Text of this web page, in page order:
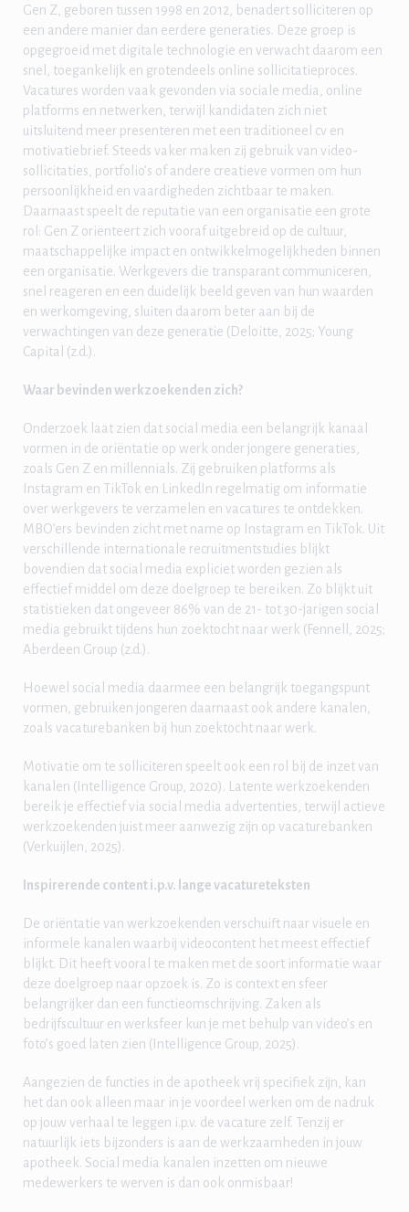
Gen Z, geboren tussen 1998 en 2012, benadert solliciteren op
een andere manier dan eerdere generaties. Deze groep is
opgegroeid met digitale technologie en verwacht daarom een
snel, toegankelijk en grotendeels online sollicitatieproces.
Vacatures worden vaak gevonden via sociale media, online
platforms en netwerken, terwijl kandidaten zich niet
uitsluitend meer presenteren met een traditioneel cv en
motivatiebrief. Steeds vaker maken zij gebruik van video-
sollicitaties, portfolio’s of andere creatieve vormen om hun
persoonlijkheid en vaardigheden zichtbaar te maken.
Daarnaast speelt de reputatie van een organisatie een grote
rol: Gen Z oriënteert zich vooraf uitgebreid op de cultuur,
maatschappelijke impact en ontwikkelmogelijkheden binnen
een organisatie. Werkgevers die transparant communiceren,
snel reageren en een duidelijk beeld geven van hun waarden
en werkomgeving, sluiten daarom beter aan bij de
verwachtingen van deze generatie (Deloitte, 2025; Young
Capital (z.d.).
Waar bevinden werkzoekenden zich?
Onderzoek laat zien dat social media een belangrijk kanaal
vormen in de oriëntatie op werk onder jongere generaties,
zoals Gen Z en millennials. Zij gebruiken platforms als
Instagram en TikTok en LinkedIn regelmatig om informatie
over werkgevers te verzamelen en vacatures te ontdekken.
MBO’ers bevinden zicht met name op Instagram en TikTok. Uit
verschillende internationale recruitmentstudies blijkt
bovendien dat social media expliciet worden gezien als
effectief middel om deze doelgroep te bereiken. Zo blijkt uit
statistieken dat ongeveer 86% van de 21- tot 30-jarigen social
media gebruikt tijdens hun zoektocht naar werk (Fennell, 2025;
Aberdeen Group (z.d.).
Hoewel social media daarmee een belangrijk toegangspunt
vormen, gebruiken jongeren daarnaast ook andere kanalen,
zoals vacaturebanken bij hun zoektocht naar werk.
Motivatie om te solliciteren speelt ook een rol bij de inzet van
kanalen (Intelligence Group, 2020). Latente werkzoekenden
bereik je effectief via social media advertenties, terwijl actieve
werkzoekenden juist meer aanwezig zijn op vacaturebanken
(Verkuijlen, 2025).
Inspirerende content i.p.v. lange vacatureteksten
De oriëntatie van werkzoekenden verschuift naar visuele en
informele kanalen waarbij videocontent het meest effectief
blijkt. Dit heeft vooral te maken met de soort informatie waar
deze doelgroep naar opzoek is. Zo is context en sfeer
belangrijker dan een functieomschrijving. Zaken als
bedrijfscultuur en werksfeer kun je met behulp van video’s en
foto’s goed laten zien (Intelligence Group, 2025).
Aangezien de functies in de apotheek vrij specifiek zijn, kan
het dan ook alleen maar in je voordeel werken om de nadruk
op jouw verhaal te leggen i.p.v. de vacature zelf. Tenzij er
natuurlijk iets bijzonders is aan de werkzaamheden in jouw
apotheek. Social media kanalen inzetten om nieuwe
medewerkers te werven is dan ook onmisbaar!